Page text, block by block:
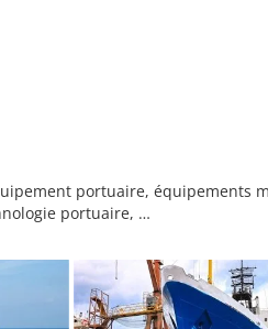
portuaire, équipements
portuaire, …